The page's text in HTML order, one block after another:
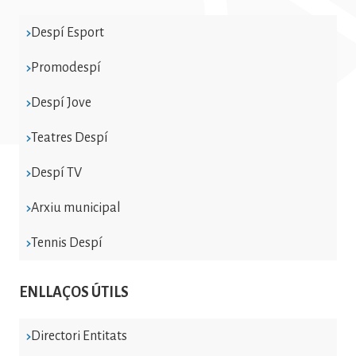
Despí Esport
Promodespí
Despí Jove
Teatres Despí
Despí TV
Arxiu municipal
Tennis Despí
ENLLAÇOS ÚTILS
Directori Entitats